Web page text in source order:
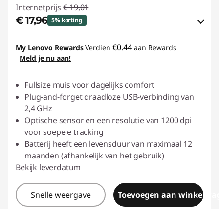
Internetprijs € 19,01
€ 17,96 5% korting
eCoupon-besparingen :-€ 1,05
eCoupon gebruiken :
My Lenovo RewardsVerdien €0.44 aan Rewards
Meld je nu aan!
Fullsize muis voor dagelijks comfort
Plug-and-forget draadloze USB-verbinding van
2,4 GHz
Optische sensor en een resolutie van 1200 dpi
voor soepele tracking
Batterij heeft een levensduur van maximaal 12
maanden (afhankelijk van het gebruik)
Bekijk leverdatum
Snelle weergave Toevoegen aan